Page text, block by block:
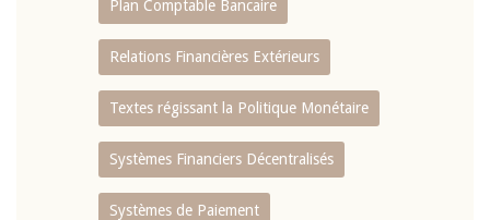
Plan Comptable Bancaire
Relations Financières Extérieurs
Textes régissant la Politique Monétaire
Systèmes Financiers Décentralisés
Systèmes de Paiement